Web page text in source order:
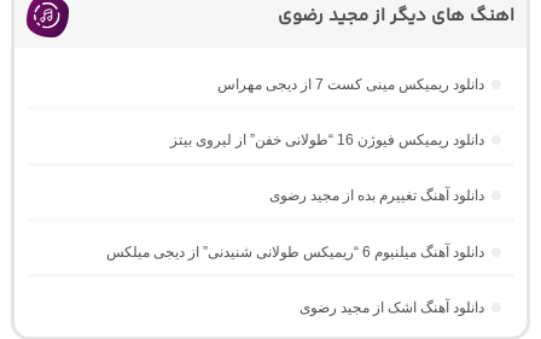
اهنگ های دیگر از مجید رضوی
دانلود ریمیکس مینی کست 7 از دیجی مهراس
دانلود ریمیکس فیوژن 16 “طولانی خفن” از لیروی بیتز
دانلود آهنگ تغییرم بده از مجید رضوی
دانلود آهنگ میلنیوم 6 “ریمیکس طولانی شنیدنی” از دیجی میلکس
دانلود آهنگ اشک از مجید رضوی